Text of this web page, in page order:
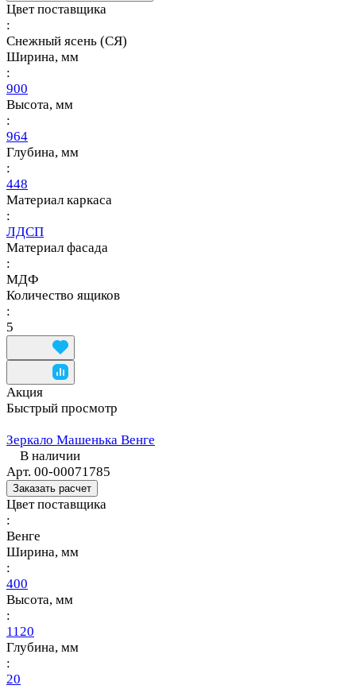
Цвет поставщика
:
Снежный ясень (СЯ)
Ширина, мм
:
900
Высота, мм
:
964
Глубина, мм
:
448
Материал каркаса
:
ЛДСП
Материал фасада
:
МДФ
Количество ящиков
:
5
Акция
Быстрый просмотр
Зеркало Машенька Венге
В наличии
Арт. 00-00071785
Заказать расчет
Цвет поставщика
:
Венге
Ширина, мм
:
400
Высота, мм
:
1120
Глубина, мм
:
20